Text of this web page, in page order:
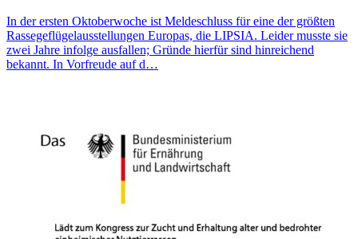
In der ersten Oktoberwoche ist Meldeschluss für eine der größten
Rassegeflügelausstellungen Europas, die LIPSIA. Leider musste sie
zwei Jahre infolge ausfallen; Gründe hierfür sind hinreichend
bekannt. In Vorfreude auf d…